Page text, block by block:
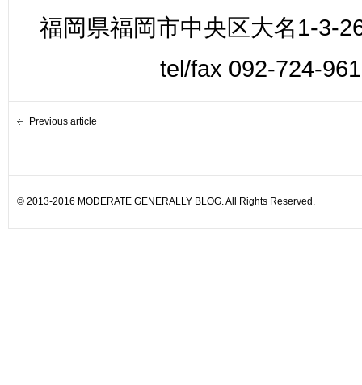
福岡県福岡市中央区大名1-3-
tel/fax 092-724-
Previous article
© 2013-2016 MODERATE GENERALLY BLOG. All Rights Reserved.